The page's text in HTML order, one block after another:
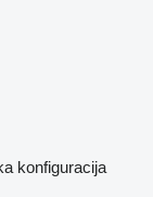
konfiguracija